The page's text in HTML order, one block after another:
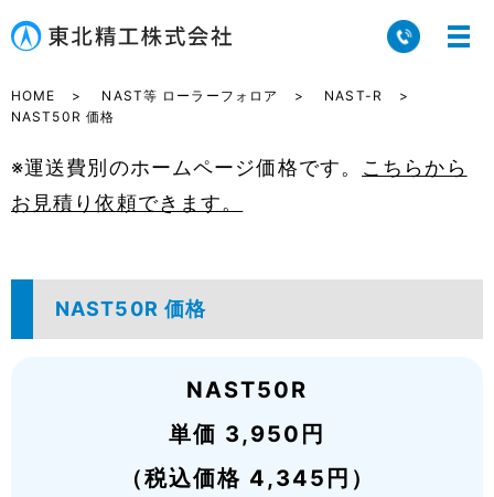
HOME NAST等 ローラーフォロア
NAST-R
NAST50R 価格
※運送費別のホームページ価格です。 こちらから
お見積り依頼できます。
NAST50R 価格
NAST50R
単価 3,950円
（税込価格 4,345円）